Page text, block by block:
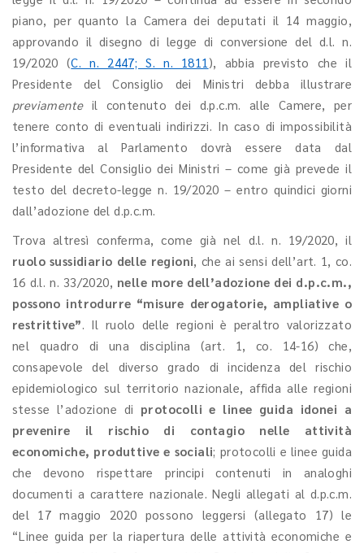
piano, per quanto la Camera dei deputati il 14 maggio,
approvando il disegno di legge di conversione del d.l. n.
19/2020 (C. n. 2447; S. n. 1811 ), abbia previsto che il
Presidente del Consiglio dei Ministri debba illustrare
previamenteil contenuto dei d.p.c.m. alle Camere, per
tenere conto di eventuali indirizzi. In caso di impossibilità
l’informativa al Parlamento dovrà essere data dal
Presidente del Consiglio dei Ministri – come già prevede il
testo del decreto-legge n. 19/2020 – entro quindici giorni
dall’adozione del d.p.c.m.
Trova altresì conferma, come già nel d.l. n. 19/2020, il
ruolo sussidiario delle regioni, che ai sensi dell’art. 1, co.
16 d.l. n. 33/2020, nelle more dell’adozione dei d.p.c.m.,
possono introdurre “misure derogatorie, ampliative o
restrittive”. Il ruolo delle regioni è peraltro valorizzato
nel quadro di una disciplina (art. 1, co. 14-16) che,
consapevole del diverso grado di incidenza del rischio
epidemiologico sul territorio nazionale, affida alle regioni
stesse l’adozione di protocolli e linee guida idonei a
prevenire il rischio di contagio nelle attività
economiche, produttive e sociali; protocolli e linee guida
che devono rispettare principi contenuti in analoghi
documenti a carattere nazionale. Negli allegati al d.p.c.m.
del 17 maggio 2020 possono leggersi (allegato 17) le
“Linee guida per la riapertura delle attività economiche e